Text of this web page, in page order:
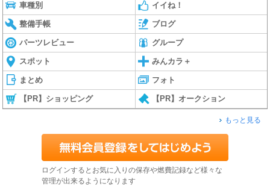
車種別 イイね！
整備手帳 ブログ
パーツレビュー グループ
スポット みんカラ＋
まとめ フォト
【PR】ショッピング 【PR】オークション
もっと見る
ログインするとお気に入りの保存や燃費記録など様々な
管理が出来るようになります